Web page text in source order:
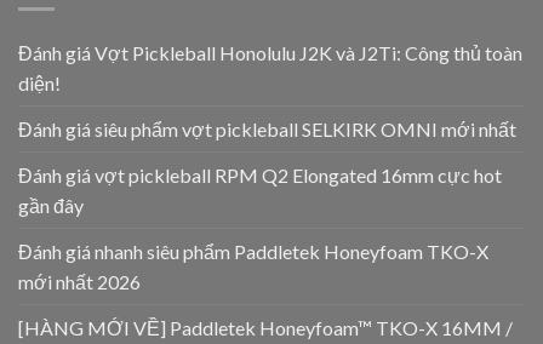
Đánh giá Vợt Pickleball Honolulu J2K và J2Ti: Công thủ toàn
diện!
Đánh giá siêu phẩm vợt pickleball SELKIRK OMNI mới nhất
Đánh giá vợt pickleball RPM Q2 Elongated 16mm cực hot
gần đây
Đánh giá nhanh siêu phẩm Paddletek Honeyfoam TKO-X
mới nhất 2026
[HÀNG MỚI VỀ] Paddletek Honeyfoam™ TKO-X 16MM /